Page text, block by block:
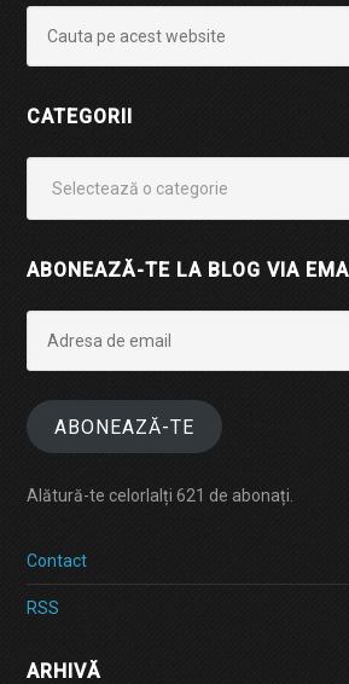
CATEGORII
ABONEAZĂ-TE LA BLOG VIA
email
ABONEAZĂ-TE
Alătură-te celorlalți 621 de abonați.
Contact
RSS
ARHIVĂ